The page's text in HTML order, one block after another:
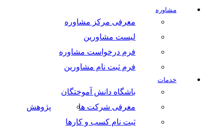
مشاوره
معرفی مرکز مشاوره
لیست مشاورین
فرم درخواست مشاوره
فرم ثبت نام مشاورین
خدمات
باشگاه دانش آموختگان
معرفی شرکت ها
پژوهش
ثبت نام کسب و کارها